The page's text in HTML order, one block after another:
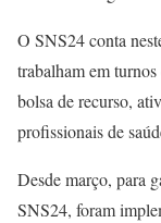
O SNS24 conta
trabalham em
bolsa de recurso,
profissionais de
Desde março, para
SNS24, foram